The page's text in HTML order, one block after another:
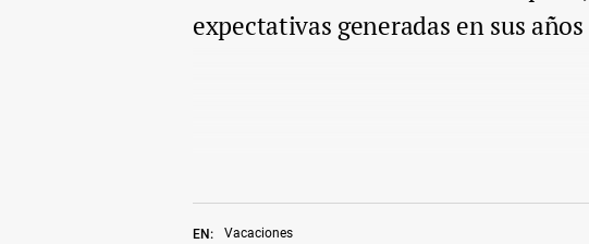
EN: Vacaciones
expectativas generadas en sus